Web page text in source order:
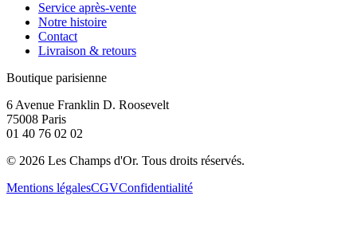
Service après-vente
Notre histoire
Contact
Livraison & retours
Boutique parisienne
6 Avenue Franklin D. Roosevelt
75008 Paris
01 40 76 02 02
© 2026 Les Champs d'Or. Tous droits réservés.
Mentions légalesCGVConfidentialité